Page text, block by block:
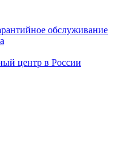
обслуживание
центр в России